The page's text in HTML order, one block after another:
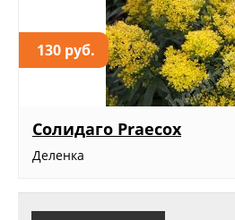
130 руб.
Солидаго Praecox
Деленка